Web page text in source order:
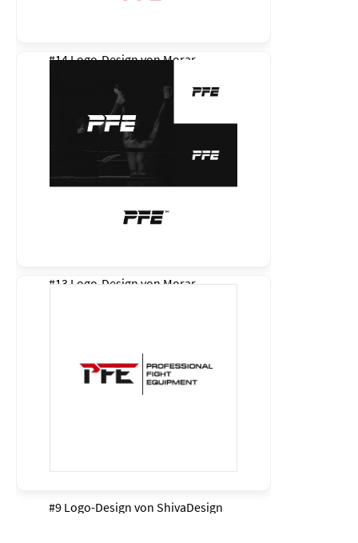
#14 Logo-Design vonMorar
#13 Logo-Design vonMorar
#9 Logo-Design von ShivaDesign